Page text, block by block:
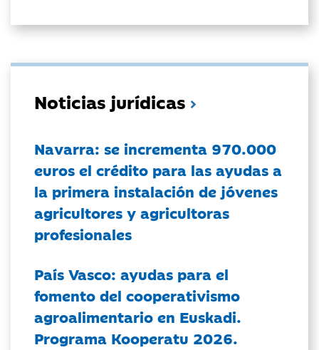
Noticias jurídicas
Navarra: se incrementa 970.000
euros el crédito para las ayudas a
la primera instalación de jóvenes
agricultores y agricultoras
profesionales
País Vasco: ayudas para el
fomento del cooperativismo
agroalimentario en Euskadi.
Programa Kooperatu 2026.